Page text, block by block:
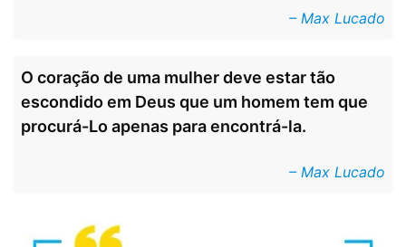
– Max Lucado
O coração de uma mulher deve estar tão
escondido em Deus que um homem tem que
procurá-Lo apenas para encontrá-la.
– Max Lucado